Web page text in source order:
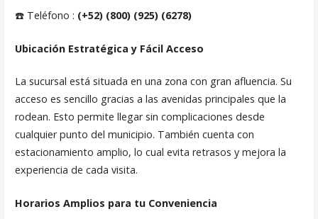
☎️ Teléfono : (+52) (800) (925) (6278)
Ubicación Estratégica y Fácil Acceso
La sucursal está situada en una zona con gran afluencia. Su
acceso es sencillo gracias a las avenidas principales que la
rodean. Esto permite llegar sin complicaciones desde
cualquier punto del municipio. También cuenta con
estacionamiento amplio, lo cual evita retrasos y mejora la
experiencia de cada visita.
Horarios Amplios para tu Conveniencia